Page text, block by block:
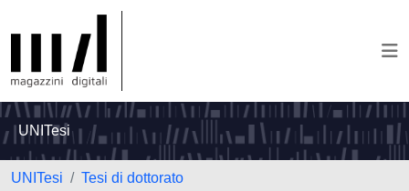
UNITesi
UNITesi
Tesi di dottorato